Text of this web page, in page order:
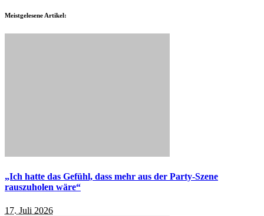
Meistgelesene Artikel:
„Ich hatte das Gefühl, dass mehr aus der Party-Szene
rauszuholen wäre“
17. Juli 2026